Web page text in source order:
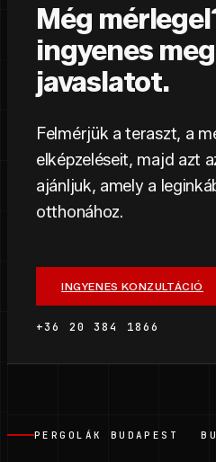
Még
ingyenes
javaslatot.
Felmérjük a teraszt, a
elképzeléseit, majd azt
ajánljuk, amely a
otthonához.
INGYENES KONZULTÁCIÓ
+36 20 384 1866
PERGOLÁK BUDAPEST